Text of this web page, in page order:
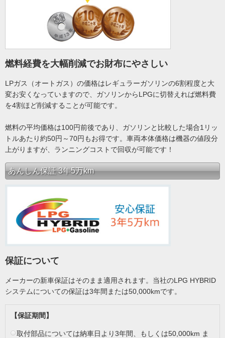
燃料経費を大幅削減でお財布にやさしい
LPガス（オートガス）の価格はレギュラーガソリンの6割程度と大
変お安くなっていますので、ガソリンからLPGに切替えれば燃料費
を4割ほど削減することが可能です。
燃料の平均価格は100円前後であり、ガソリンと比較した場合1リッ
トルあたり約50円～70円もお得です。車両本体価格は機器の値段分
上がりますが、ランニングコストで回収が可能です！
あんしん保証 3年5万km
保証について
メーカーの新車保証はそのまま適用されます。当社のLPG HYBRID
システムについての保証は3年間または50,000kmです。
【保証期間】
取付部品については納車日より3年間、もしくは50,000km ま